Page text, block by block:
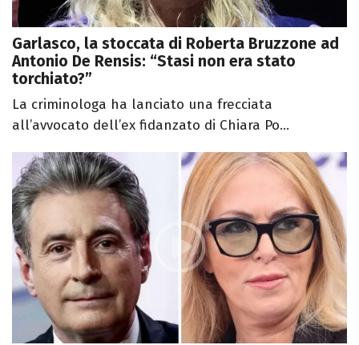
Garlasco, la stoccata di Roberta Bruzzone ad
Antonio De Rensis: “Stasi non era stato
torchiato?”
La criminologa ha lanciato una frecciata
all’avvocato dell’ex fidanzato di Chiara Po...